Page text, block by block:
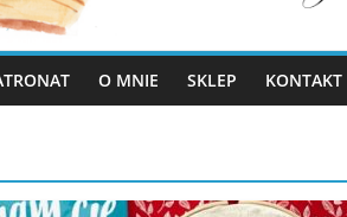
O MNIE SKLEP KONTAKT